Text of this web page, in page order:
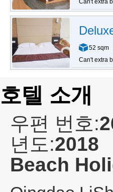
Can't extra
52 sqm
Can't extra
호텔 소개
우편 번호:
년도:2018
Beach